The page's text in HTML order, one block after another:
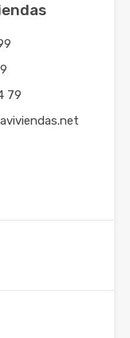
79